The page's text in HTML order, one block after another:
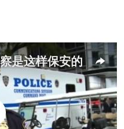
是这样保安的
用资源